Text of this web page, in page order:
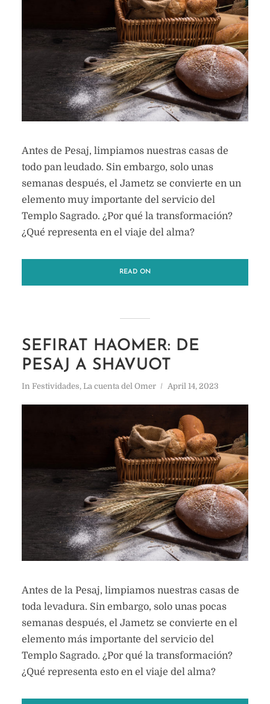
Antes de Pesaj, limpiamos nuestras casas de
todo pan leudado. Sin embargo, solo unas
semanas después, el Jametz se convierte en un
elemento muy importante del servicio del
Templo Sagrado. ¿Por qué la transformación?
¿Qué representa en el viaje del alma?
READ ON
SEFIRAT HAOMER: DE
PESAJ A SHAVUOT
In Festividades, La cuenta del Omer April 14, 2023
Antes de la Pesaj, limpiamos nuestras casas de
toda levadura. Sin embargo, solo unas pocas
semanas después, el Jametz se convierte en el
elemento más importante del servicio del
Templo Sagrado. ¿Por qué la transformación?
¿Qué representa esto en el viaje del alma?